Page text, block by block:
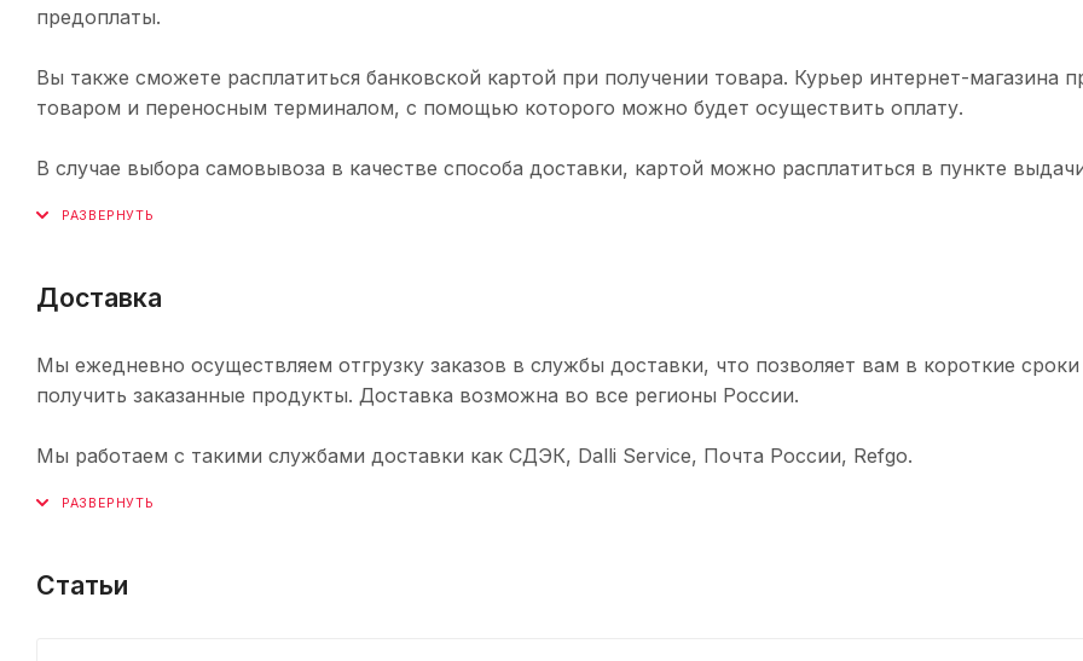
предоплаты.
Вы также сможете расплатиться банковской картой при получении товара. Курьер интернет-магазина
товаром и переносным терминалом, с помощью которого можно будет осуществить оплату.
В случае выбора самовывоза в качестве способа доставки, картой можно расплатиться в пункте
Доставка
Мы ежедневно осуществляем отгрузку заказов в службы доставки, что позволяет вам в короткие сроки
получить заказанные продукты. Доставка возможна во все регионы России.
Мы работаем с такими службами доставки как СДЭК, Dalli Service, Почта России, Refgo.
Статьи